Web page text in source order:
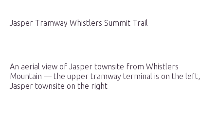
Jasper Tramway Whistlers Summit Trail
An aerial view of Jasper townsite from Whistlers
Mountain — the upper tramway terminal is on the left,
Jasper townsite on the right